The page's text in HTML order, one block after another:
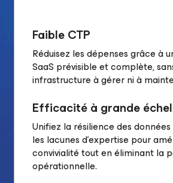
Faible CTP
Réduisez les dépenses grâce à
SaaS prévisible et complète,
infrastructure à gérer ni à
Efficacité à grande
Unifiez la résilience des
les lacunes d’expertise pour
convivialité tout en éliminant la
opérationnelle.